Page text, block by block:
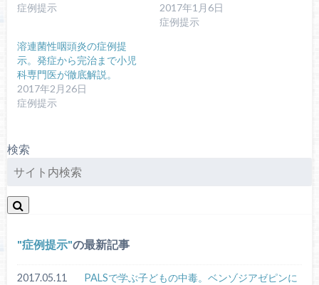
症例提示
2017年1月6日
症例提示
溶連菌性咽頭炎の症例提
示。発症から完治まで小児
科専門医が徹底解説。
2017年2月26日
症例提示
検索
症例提示 の最新記事
2017.05.11
PALSで学ぶ子どもの中毒。ベンゾジアゼピンに